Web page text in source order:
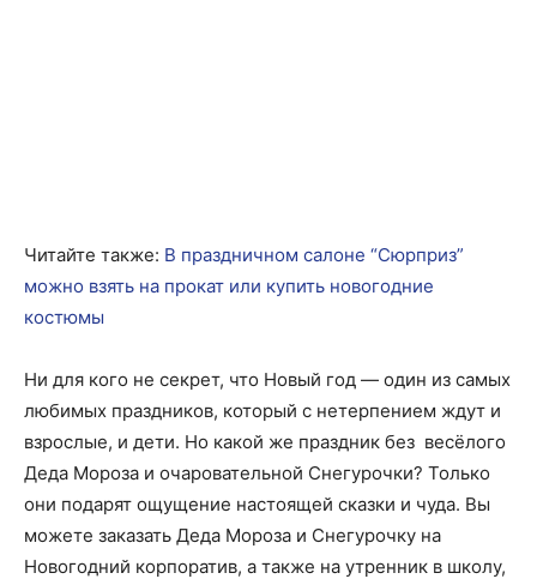
Читайте также: В праздничном салоне “Сюрприз”
можно взять на прокат или купить новогодние
костюмы
Ни для кого не секрет, что Новый год — один из самых
любимых праздников, который с нетерпением ждут и
взрослые, и дети. Но какой же праздник без весёлого
Деда Мороза и очаровательной Снегурочки? Только
они подарят ощущение настоящей сказки и чуда. Вы
можете заказать Деда Мороза и Снегурочку на
Новогодний корпоратив, а также на утренник в школу,